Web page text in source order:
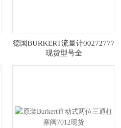
德国BURKERT流量计00272777
现货型号全